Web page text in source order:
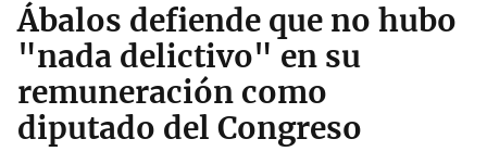
Ábalos defiende que no hubo
"nada delictivo" en su
remuneración como
diputado del Congreso